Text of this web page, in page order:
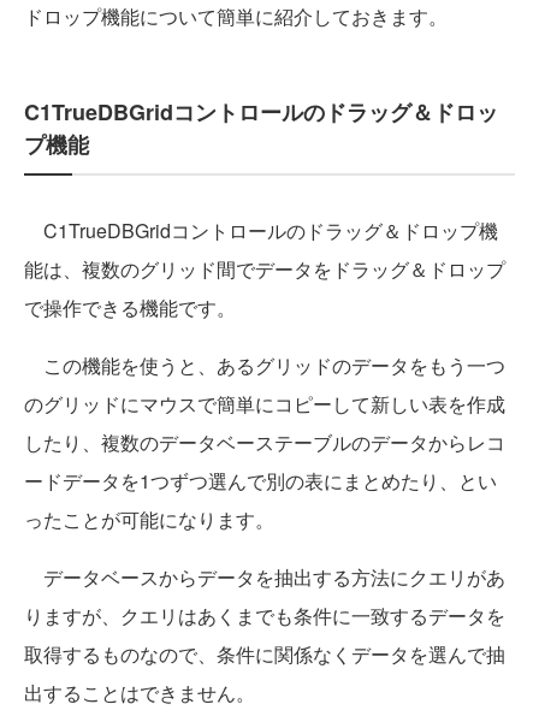
ドロップ機能について簡単に紹介しておきます。
C1TrueDBGridコントロールのドラッグ＆ドロッ
プ機能
C1TrueDBGridコントロールのドラッグ＆ドロップ機
能は、複数のグリッド間でデータをドラッグ＆ドロップ
で操作できる機能です。
この機能を使うと、あるグリッドのデータをもう一つ
のグリッドにマウスで簡単にコピーして新しい表を作成
したり、複数のデータベーステーブルのデータからレコ
ードデータを1つずつ選んで別の表にまとめたり、とい
ったことが可能になります。
データベースからデータを抽出する方法にクエリがあ
りますが、クエリはあくまでも条件に一致するデータを
取得するものなので、条件に関係なくデータを選んで抽
出することはできません。